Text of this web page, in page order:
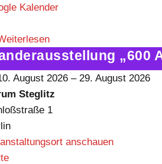
u
S
t
e
Kalender
„600
August 2026 – 29. August 2026
Steglitz
1
anschauen
F